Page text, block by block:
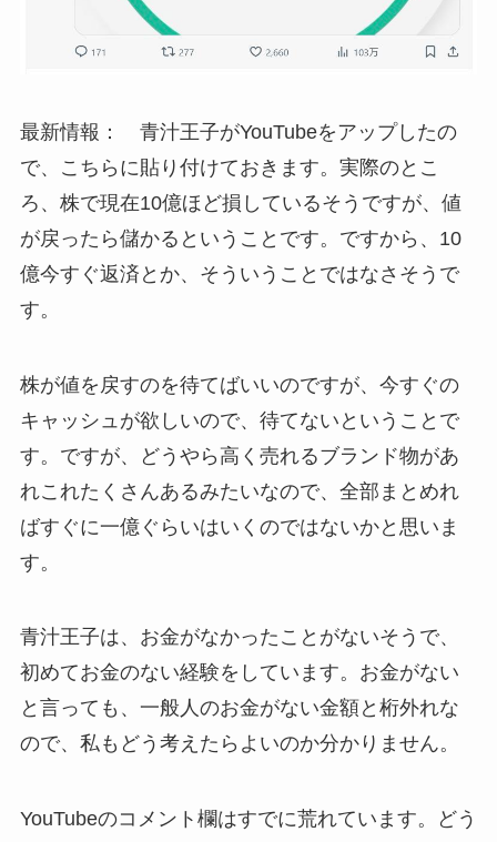
最新情報： 青汁王子がYouTubeをアップしたの
で、こちらに貼り付けておきます。実際のとこ
ろ、株で現在10億ほど損しているそうですが、値
が戻ったら儲かるということです。ですから、10
億今すぐ返済とか、そういうことではなさそうで
す。
株が値を戻すのを待てばいいのですが、今すぐの
キャッシュが欲しいので、待てないということで
す。ですが、どうやら高く売れるブランド物があ
れこれたくさんあるみたいなので、全部まとめれ
ばすぐに一億ぐらいはいくのではないかと思いま
す。
青汁王子は、お金がなかったことがないそうで、
初めてお金のない経験をしています。お金がない
と言っても、一般人のお金がない金額と桁外れな
ので、私もどう考えたらよいのか分かりません。
YouTubeのコメント欄はすでに荒れています。どう